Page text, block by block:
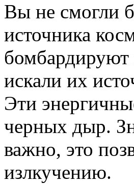
Вы не смогли
источника
бомбардируют
искали их
Эти
черных дыр.
важно, это
излкучению.